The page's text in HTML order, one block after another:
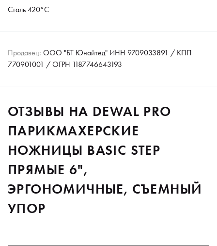
Сталь 420°C
Продавец: ООО "БТ Юнайтед" ИНН 9709033891 / КПП
770901001 / ОГРН 1187746643193
ОТЗЫВЫ НА DEWAL PRO
ПАРИКМАХЕРСКИЕ
НОЖНИЦЫ BASIC STEP
ПРЯМЫЕ 6",
ЭРГОНОМИЧНЫЕ, СЪЕМНЫЙ
УПОР